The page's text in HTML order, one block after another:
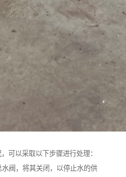
可以采取以下步骤进行处理：
阀，将其关闭，以停止水的供